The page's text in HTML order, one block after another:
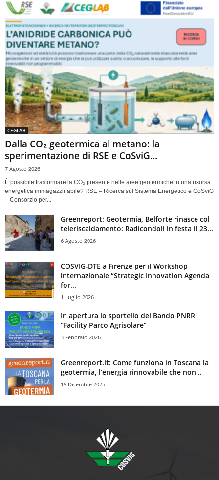
CEGLAB
Dalla CO₂ geotermica al metano: la
sperimentazione di RSE e CoSviG...
7 Agosto 2026
È possibile trasformare la CO₂ presente nelle aree geotermiche in una risorsa
energetica immagazzinabile? RSE – Ricerca sul Sistema Energetico e CoSviG
– Consorzio per...
Greenreport: Geotermia, Belforte rinasce col
teleriscaldamento: Radicondoli in festa il 23...
6 Agosto 2026
COSVIG-DTE a Firenze per il Workshop
internazionale “Strategic Innovation Agenda
for...
1 Luglio 2026
In apertura lo sportello del Bando PNRR
“Facility Parco Agrisolare”
3 Febbraio 2026
Greenreport.it: Come funziona in Toscana la
geotermia, l’energia rinnovabile che non...
19 Dicembre 2025